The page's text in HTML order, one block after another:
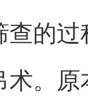
查的
术。